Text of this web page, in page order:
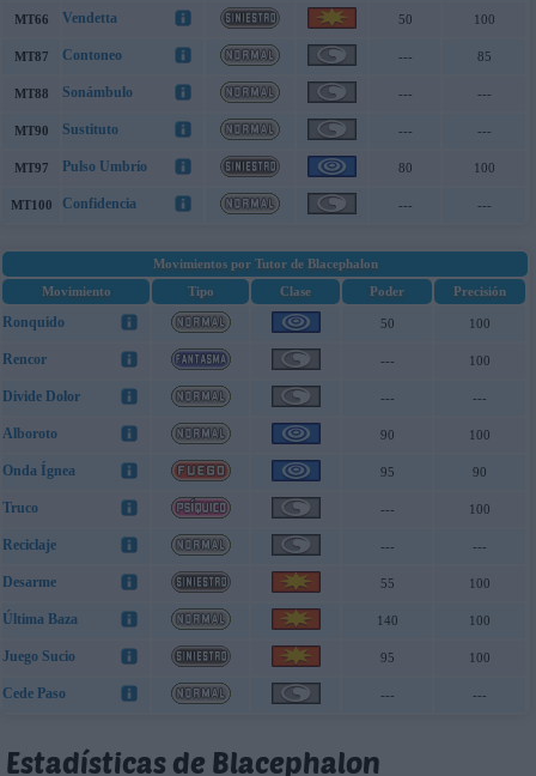
MT66 Vendetta 50 100
MT87 Contoneo --- 85
MT88 Sonámbulo --- ---
MT90 Sustituto --- ---
MT97 Pulso Umbrío 80 100
MT100 Confidencia --- ---
Movimientos por Tutor de Blacephalon
Movimiento
Tipo Clase Poder Precisión
Ronquido 50 100
Rencor --- 100
Divide Dolor --- ---
Alboroto 90 100
Onda Ígnea 95 90
Truco --- 100
Reciclaje --- ---
Desarme 55 100
Última Baza 140 100
Juego Sucio 95 100
Cede Paso --- ---
Estadísticas de Blacephalon